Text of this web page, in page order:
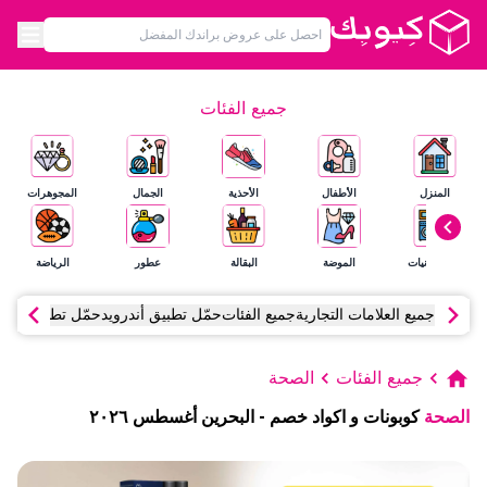
جميع الفئات
المنزل
الإلكترونيات
الأطفال
الموضة
الأحذية
البقالة
الجمال
عطور
المجوهرات
الرياضة
جميع العلامات التجاريةجميع الفئاتحمّل تطبيق أندرويدحمّل تطبيق آي
جميع الفئات الصحة
الصحة كوبونات و اكواد خصم - البحرين أغسطس ٢٠٢٦